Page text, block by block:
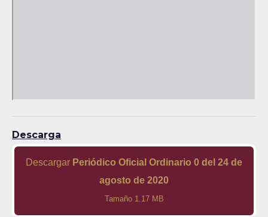
Descarga
Descargar Periódico Oficial Ordinario 0 del 24 de
agosto de 2020
Tamaño 1.17 MB